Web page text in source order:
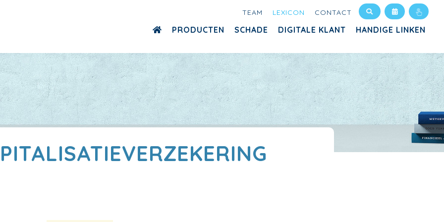
TEAM LEXICON CONTACT
PRODUCTEN SCHADE DIGITALE KLANT HANDIGE LINKEN